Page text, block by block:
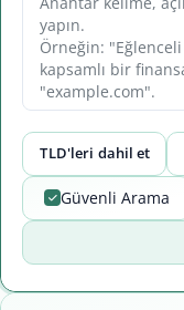
TLD'leri dahil et
Güvenli Arama